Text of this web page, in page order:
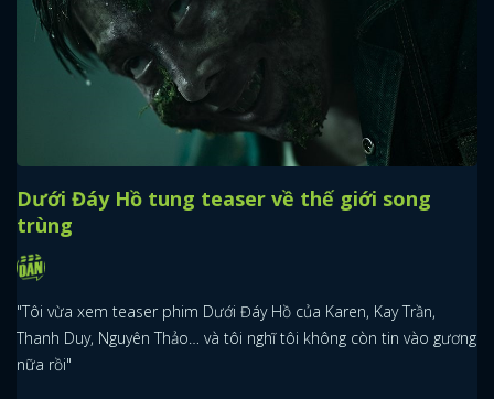
Dưới Đáy Hồ tung teaser về thế giới song
trùng
"Tôi vừa xem teaser phim Dưới Đáy Hồ của Karen, Kay Trần,
Thanh Duy, Nguyên Thảo… và tôi nghĩ tôi không còn tin vào gương
nữa rồi"